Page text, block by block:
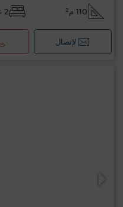
110 م² 2 غرف
لإتصال